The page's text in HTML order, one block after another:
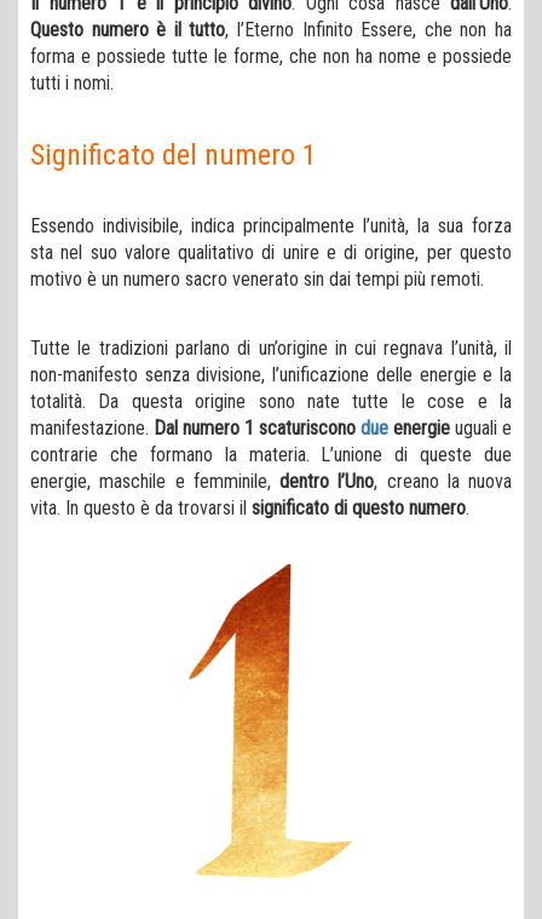
Questo numero è il tutto, l’Eterno Infinito Essere, che non ha
forma e possiede tutte le forme, che non ha nome e possiede
tutti i nomi.
Significato del numero 1
Essendo indivisibile, indica principalmente l’unità, la sua forza
sta nel suo valore qualitativo di unire e di origine, per questo
motivo è un numero sacro venerato sin dai tempi più remoti.
Tutte le tradizioni parlano di un’origine in cui regnava l’unità, il
non-manifesto senza divisione, l’unificazione delle energie e la
totalità. Da questa origine sono nate tutte le cose e la
manifestazione. Dal numero 1 scaturiscono due energie uguali e
contrarie che formano la materia. L’unione di queste due
energie, maschile e femminile, dentro l’Uno, creano la nuova
vita. In questo è da trovarsi il significato di questo numero.